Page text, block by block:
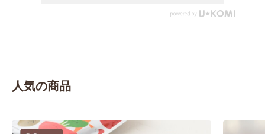
人気の商品